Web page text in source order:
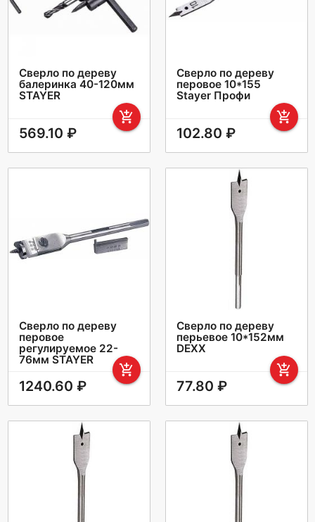
Сверло по дереву
балеринка 40-120мм
STAYER
add_shopping_cart
569.10 ₽
Сверло по дереву
перовое 10*155
Stayer Профи
add_shopping_cart
102.80 ₽
Сверло по дереву
перовое
регулируемое 22-
76мм STAYER
add_shopping_cart
1240.60 ₽
Сверло по дереву
перьевое 10*152мм
DEXX
add_shopping_cart
77.80 ₽